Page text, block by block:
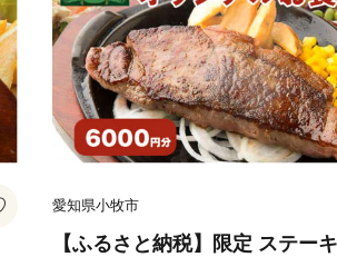
愛知県小牧市
【ふるさと納税】限定 ステー